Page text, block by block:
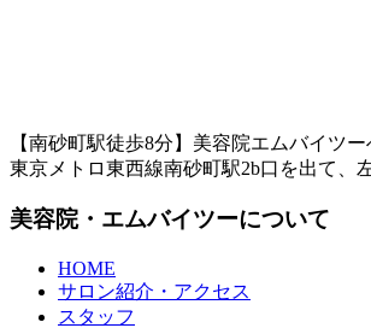
【南砂町駅徒歩8分】美容院エムバイツ
東京メトロ東西線南砂町駅2b口を出て、
美容院・エムバイツーについて
HOME
サロン紹介・アクセス
スタッフ